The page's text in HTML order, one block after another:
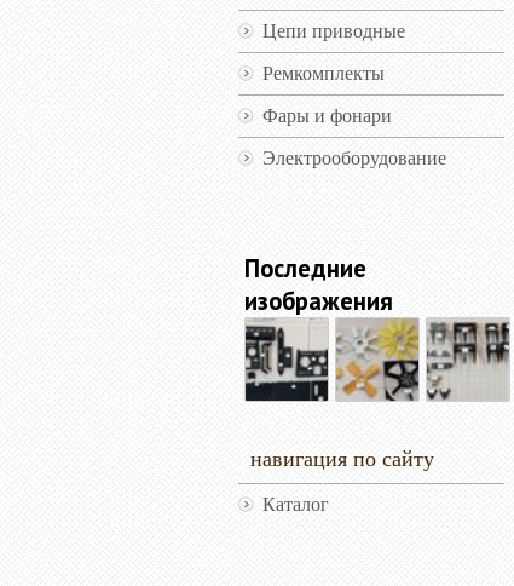
Цепи приводные
Ремкомплекты
Фары и фонари
Электрооборудование
Последние
изображения
навигация по сайту
Каталог